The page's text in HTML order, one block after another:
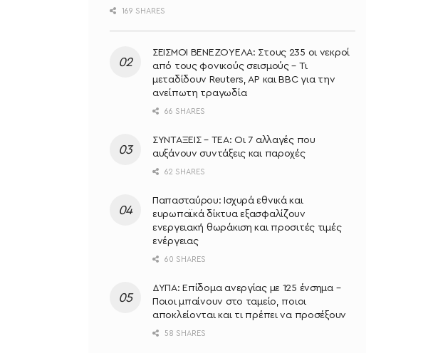
169 SHARES
ΣΕΙΣΜΟΙ ΒΕΝΕΖΟΥΕΛΑ: Στους 235 οι νεκροί
από τους φονικούς σεισμούς – Τι
μεταδίδουν Reuters, AP και BBC για την
ανείπωτη τραγωδία
66 SHARES
ΣΥΝΤΑΞΕΙΣ – ΤΕΑ: Οι 7 αλλαγές που
αυξάνουν συντάξεις και παροχές
62 SHARES
Παπασταύρου: Ισχυρά εθνικά και
ευρωπαϊκά δίκτυα εξασφαλίζουν
ενεργειακή θωράκιση και προσιτές τιμές
ενέργειας
60 SHARES
ΔΥΠΑ: Επίδομα ανεργίας με 125 ένσημα –
Ποιοι μπαίνουν στο ταμείο, ποιοι
αποκλείονται και τι πρέπει να προσέξουν
58 SHARES